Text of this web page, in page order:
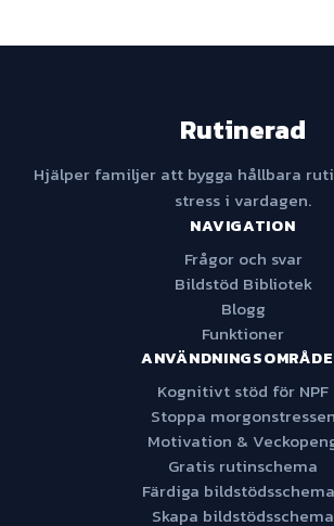
Rutinerad
Hjälper familjer att bygga hållbara
stress i vardagen.
NAVIGATION
Frågor och svar
Bildstöd Bibliotek
Blogg
Funktioner
Kognitivt stöd för NPF
Stoppa morgonstressen
Motivation &
Gratis rutinschema
Färdiga
Skapa bildstödsschema